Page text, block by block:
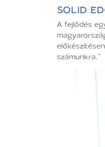
SOLID
A fejlődés
számunkra.”